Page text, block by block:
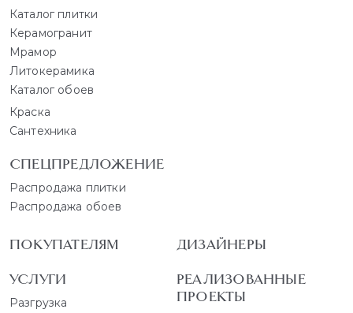
Каталог плитки
Керамогранит
Мрамор
Литокерамика
Каталог обоев
Краска
Сантехника
СПЕЦПРЕДЛОЖЕНИЕ
Распродажа плитки
Распродажа обоев
ПОКУПАТЕЛЯМ
УСЛУГИ
Разгрузка
ДИЗАЙНЕРЫ
РЕАЛИЗОВАННЫЕ
ПРОЕКТЫ